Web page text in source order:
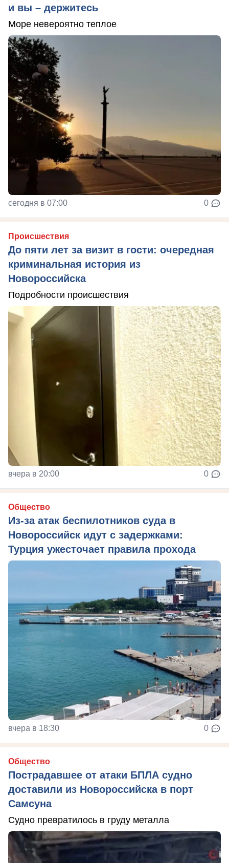
и вы – держитесь
Море невероятно теплое
сегодня в 07:00 0
Происшествия
До пяти лет за визит в гости: очередная
криминальная история из
Новороссийска
Подробности происшествия
вчера в 20:00 0
Общество
Из‑за атак беспилотников суда в
Новороссийск идут с задержками:
Турция ужесточает правила прохода
вчера в 18:30 0
Общество
Пострадавшее от атаки БПЛА судно
доставили из Новороссийска в порт
Самсуна
Судно превратилось в груду металла